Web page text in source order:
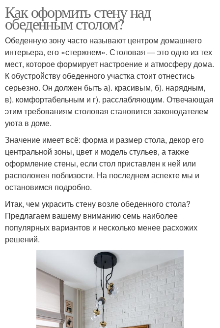
Как оформить стену над
обеденным столом?
Обеденную зону часто называют центром домашнего
интерьера, его «стержнем». Столовая — это одно из тех
мест, которое формирует настроение и атмосферу дома.
К обустройству обеденного участка стоит отнестись
серьезно. Он должен быть а). красивым, б). нарядным,
в). комфортабельным и г). расслабляющим. Отвечающая
этим требованиям столовая становится законодателем
уюта в доме.
Значение имеет всё: форма и размер стола, декор его
центральной зоны, цвет и модель стульев, а также
оформление стены, если стол приставлен к ней или
расположен поблизости. На последнем аспекте мы и
остановимся подробно.
Итак, чем украсить стену возле обеденного стола?
Предлагаем вашему вниманию семь наиболее
популярных вариантов и несколько менее расхожих
решений.